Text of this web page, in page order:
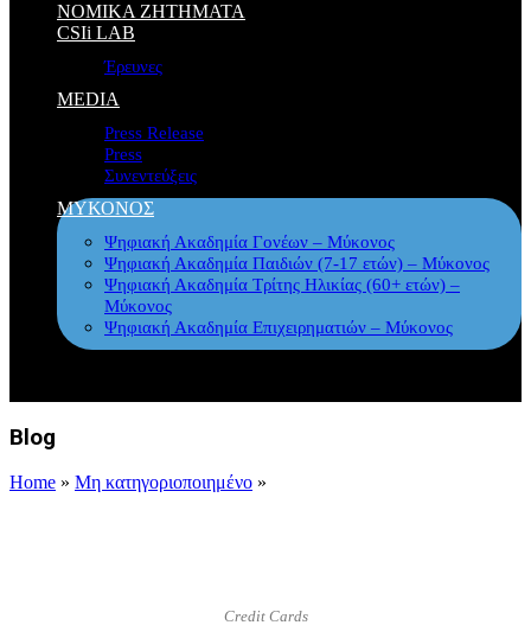
ΝΟΜΙΚΑ ΖΗΤΗΜΑΤΑ
CSIi LAB
Έρευνες
MEDIA
Press Release
Press
Συνεντεύξεις
ΜΥΚΟΝΟΣ
Ψηφιακή Ακαδημία Γονέων – Μύκονος
Ψηφιακή Ακαδημία Παιδιών (7-17 ετών) – Μύκονος
Ψηφιακή Ακαδημία Τρίτης Ηλικίας (60+ ετών) –
Μύκονος
Ψηφιακή Ακαδημία Επιχειρηματιών – Μύκονος
Blog
Home » Μη κατηγοριοποιημένο »
Credit Cards